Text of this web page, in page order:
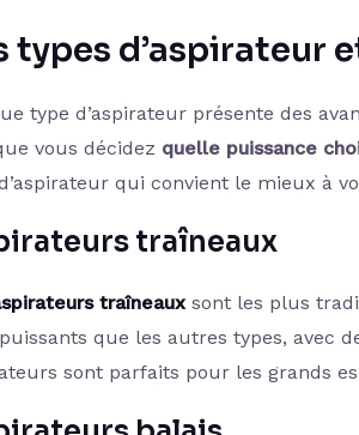
types d’aspirateur
type d’aspirateur présente des
vous décidez quelle puissance
qui convient le mieux à
traîneaux
traîneauxsont les plus
que les autres types, avec
sont parfaits pour les grands